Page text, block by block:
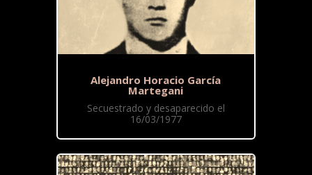
Alejandro Horacio García
Martegani
Secuestrado y desaparecido el
16/03/1977